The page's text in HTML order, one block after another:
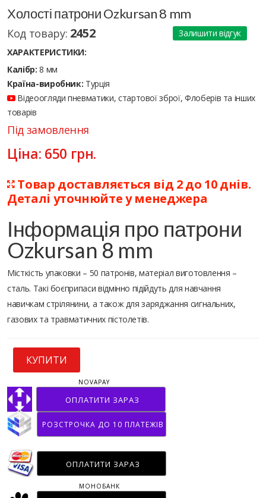
Холості патрони Ozkursan 8 mm
Код товару: 2452
Залишити відгук
ХАРАКТЕРИСТИКИ:
Калібр: 8 мм
Країна-виробник: Турція
Відеоогляди пневматики, стартової зброї, Флоберів та інших
товарів
Під замовлення
Ціна: 650 грн.
Товар доставляється від 2 до 10 днів.
Деталі уточнюйте у менеджера
Інформація про патрони
Ozkursan 8 mm
Місткість упаковки – 50 патронів, матеріал виготовлення –
сталь. Такі боєприпаси відмінно підійдуть для навчання
навичкам стрілянини, а також для заряджання сигнальних,
газових та травматичних пістолетів.
КУПИТИ
ОПЛАТИТИ ЗАРАЗ
NOVAPAY
РОЗСТРОЧКА ДО 10 ПЛАТЕЖІВ
ОПЛАТИТИ ЗАРАЗ
МОНОБАНК